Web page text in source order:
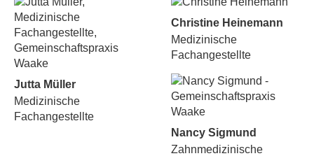
Jutta Müller
Medizinische
Fachangestellte
Christine Heinemann
Medizinische
Fachangestellte
Nancy Sigmund
Zahnmedizinische